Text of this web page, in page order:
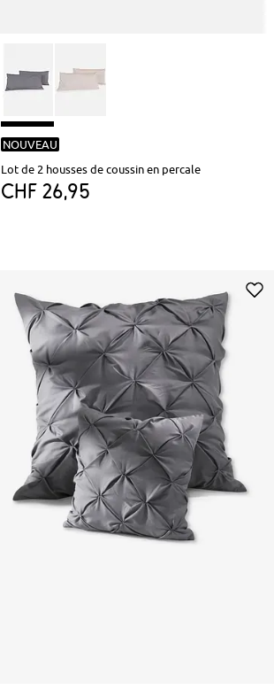
NOUVEAU
Lot de 2 housses de coussin en percale
CHF 26,95